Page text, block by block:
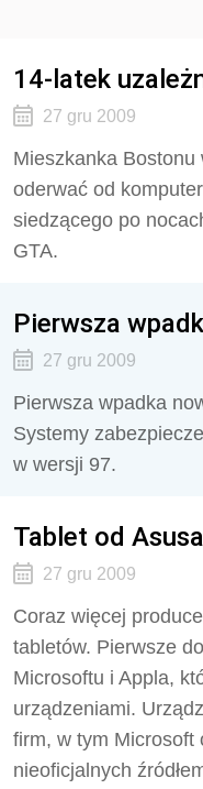
14-latek
27 gru 2009
Mieszkanka Bostonu
oderwać od
siedzącego po
GTA.
Pierwsza
27 gru 2009
Pierwsza wpadka
Systemy
w wersji 97.
Tablet od Asusa
27 gru 2009
Coraz więcej
tabletów. Pierwsze
Microsoftu i Appla,
urządzeniami.
firm, w tym Microsoft
nieoficjalnych